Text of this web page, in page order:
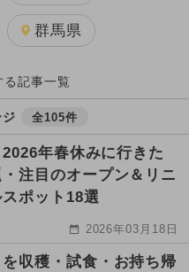
群馬県
る記事一覧
全105件
2026年春休みに行きた
注目のオープン＆リニ
ポット18選
2026年03月18日
収穫・試食・お持ち帰